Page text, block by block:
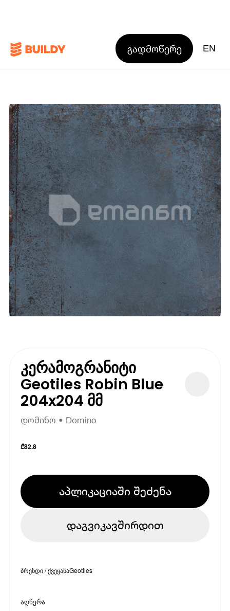
გადმოწერე EN
კერამოგრანიტი
Geotiles Robin Blue
204x204 მმ
დომინო • Domino
₾82.8
აპლიკაციაში შეძენა
დაგვიკავშირდით
ბრენდი / ქვეყანაGeotiles
აღწერა